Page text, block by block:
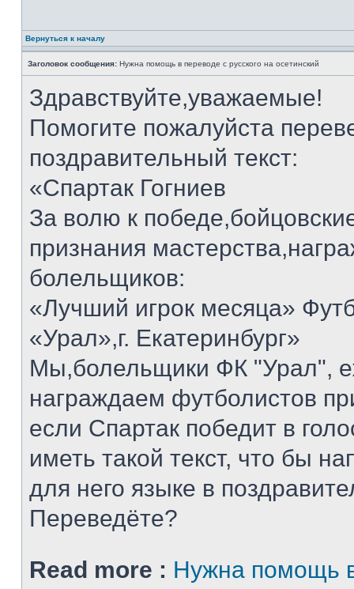
Вернуться к началу
Заголовок сообщения: Нужна помощь в переводе с русского на осетинский
Здравствуйте,уважаемые!
Помогите пожалуйста
поздравительный текст:
«Спартак Гогниев
За волю к
признания
болельщиков:
«Лучший игрок месяца»
«Урал»,г. Екатеринбург»
Мы,болельщики ФК "Урал",
награждаем футболистов
если Спартак победит в
иметь такой текст, что бы
для него языке в
Переведёте?
Read more : Нужна помощь